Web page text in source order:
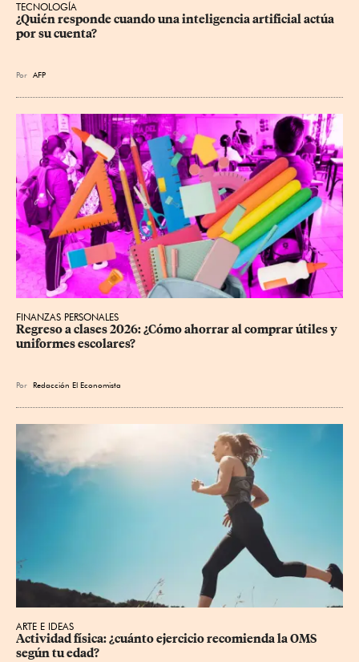
TECNOLOGÍA
¿Quién responde cuando una inteligencia artificial actúa
por su cuenta?
Por AFP
FINANZAS PERSONALES
Regreso a clases 2026: ¿Cómo ahorrar al comprar útiles y
uniformes escolares?
Por Redacción El Economista
ARTE E IDEAS
Actividad física: ¿cuánto ejercicio recomienda la OMS
según tu edad?